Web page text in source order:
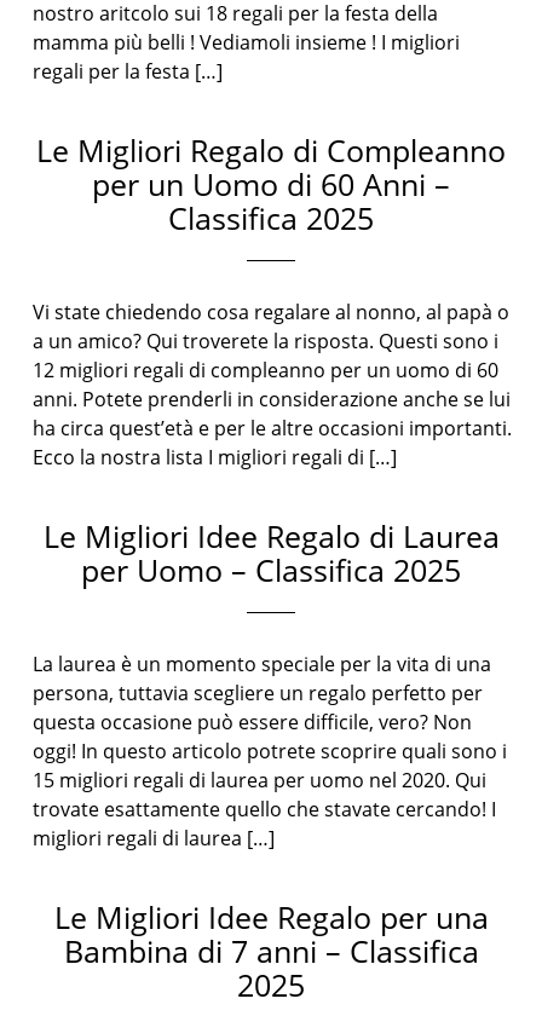
nostro aritcolo sui 18 regali per la festa della
mamma più belli ! Vediamoli insieme ! I migliori
regali per la festa […]
Le Migliori Regalo di Compleanno
per un Uomo di 60 Anni –
Classifica 2025
Vi state chiedendo cosa regalare al nonno, al papà o
a un amico? Qui troverete la risposta. Questi sono i
12 migliori regali di compleanno per un uomo di 60
anni. Potete prenderli in considerazione anche se lui
ha circa quest’età e per le altre occasioni importanti.
Ecco la nostra lista I migliori regali di […]
Le Migliori Idee Regalo di Laurea
per Uomo – Classifica 2025
La laurea è un momento speciale per la vita di una
persona, tuttavia scegliere un regalo perfetto per
questa occasione può essere difficile, vero? Non
oggi! In questo articolo potrete scoprire quali sono i
15 migliori regali di laurea per uomo nel 2020. Qui
trovate esattamente quello che stavate cercando! I
migliori regali di laurea […]
Le Migliori Idee Regalo per una
Bambina di 7 anni – Classifica
2025